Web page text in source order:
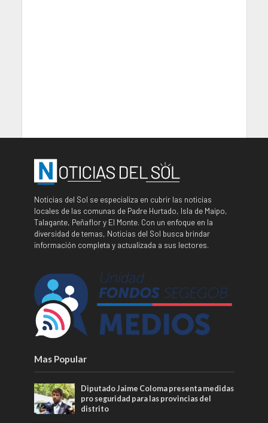
Noticias del Sol se especializa en cubrir las noticias
locales de las comunas de Padre Hurtado, Isla de Maipo,
Talagante, Peñaflor y El Monte. Con un enfoque en la
diversidad de temas, Noticias del Sol busca brindar
información completa y actualizada a sus lectores.
Mas Popular
Diputado Jaime Coloma presenta medidas
pro seguridad para las provincias del
distrito